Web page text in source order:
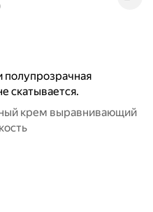
полупрозрачная
скатывается.
крем выравнивающий